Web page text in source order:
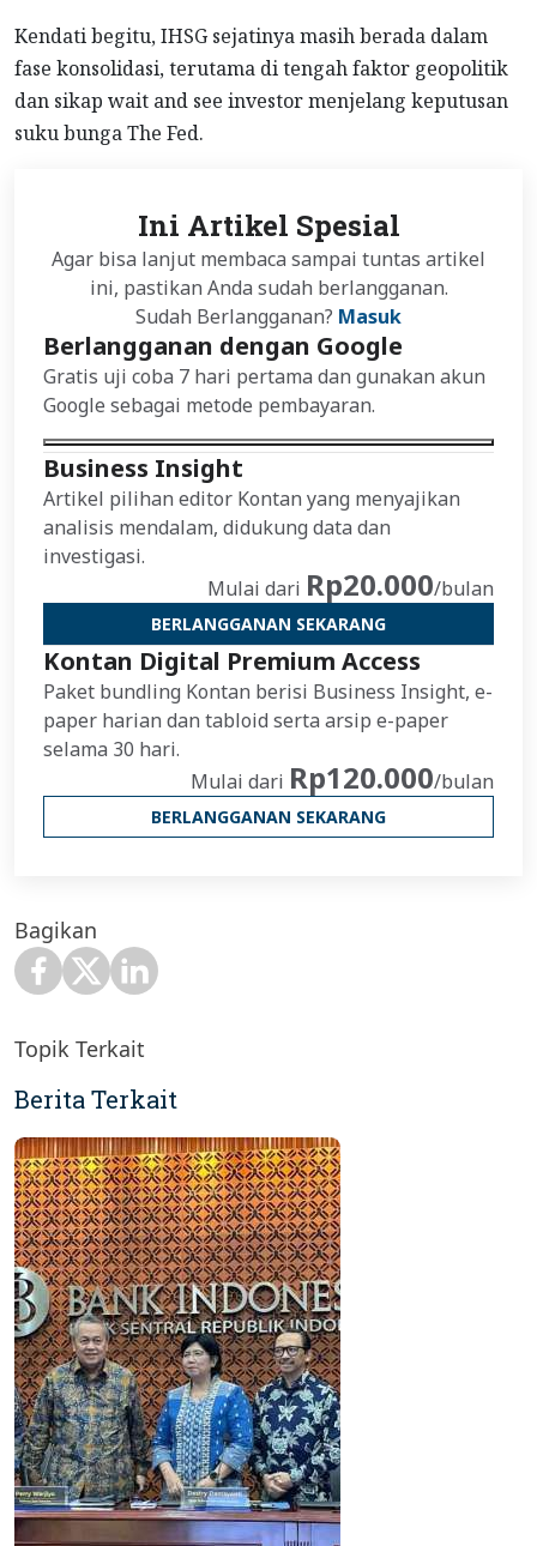
Kendati begitu, IHSG sejatinya masih berada dalam
fase konsolidasi, terutama di tengah faktor geopolitik
dan sikap wait and see investor menjelang keputusan
suku bunga The Fed.
Ini Artikel Spesial
Agar bisa lanjut membaca sampai tuntas artikel
ini, pastikan Anda sudah berlangganan.
Sudah Berlangganan? Masuk
Berlangganan dengan Google
Gratis uji coba 7 hari pertama dan gunakan akun
Google sebagai metode pembayaran.
Business Insight
Artikel pilihan editor Kontan yang menyajikan
analisis mendalam, didukung data dan
investigasi.
Mulai dari Rp20.000/bulan
BERLANGGANAN SEKARANG
Kontan Digital Premium Access
Paket bundling Kontan berisi Business Insight, e-
paper harian dan tabloid serta arsip e-paper
selama 30 hari.
Mulai dari Rp120.000/bulan
BERLANGGANAN SEKARANG
Bagikan
Topik Terkait
Berita Terkait